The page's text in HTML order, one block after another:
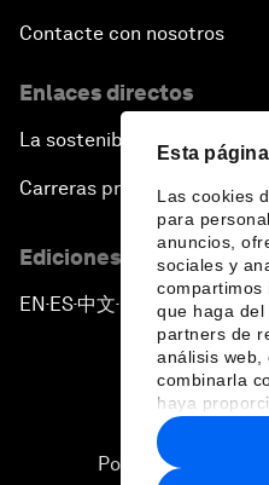
Esta
Las cookies
para
anuncios,
sociales y
compartimos
que haga
partners de
análisis web,
combinarla
haya
recopilado a
hecho de
Contacte con nosotros
Enlaces directos
La sostenibilidad en el Foro
Carreras profesionales
Ediciones en otros
EN ▪ ES▪中文▪ 日本語
Política de